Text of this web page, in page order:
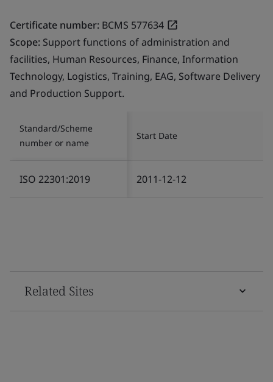
Certificate number: BCMS 577634
Scope: Support functions of administration and
facilities, Human Resources, Finance, Information
Technology, Logistics, Training, EAG, Software Delivery
and Production Support.
Standard/Scheme
number or name
Start Date
ISO 22301:2019 2011-12-12
Related Sites